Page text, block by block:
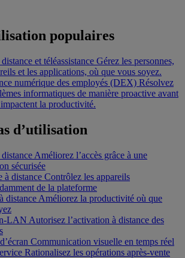
populaires
et téléassistance Gérez les personnes,
et les applications, où que vous soyez.
numérique des employés (DEX) Résolvez
informatiques de manière proactive avant
la productivité.
d’utilisation
Améliorez l’accès grâce à une
sécurisée
à distance Contrôlez les appareils
de la plateforme
distance Améliorez la productivité où que
LAN Autorisez l’activation à distance des
Communication visuelle en temps réel
Rationalisez les opérations après-vente